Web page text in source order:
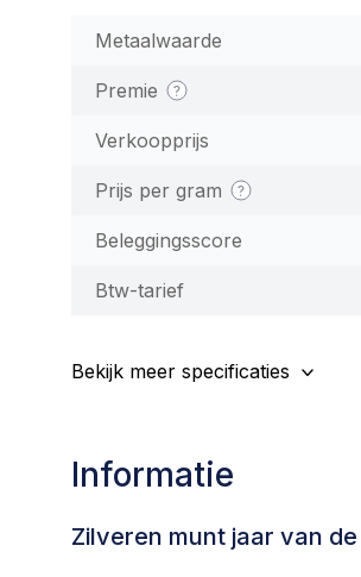
Metaalwaarde
Premie
Verkoopprijs
Prijs per gram
Beleggingsscore
Btw-tarief
Bekijk meer specificaties
Informatie
Zilveren munt jaar van